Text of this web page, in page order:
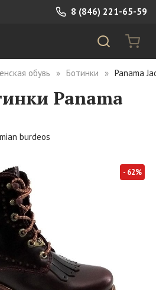
8 (846) 221-65-59
обувь Ботинки Panama
Panama
burdeos
- 62%